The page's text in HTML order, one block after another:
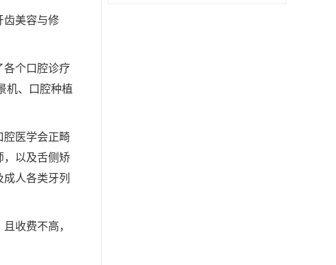
齿美容与修
各个口腔诊疗
机、口腔种植
腔医学会正畸
，以及舌侧矫
人各类牙列
收费不高，